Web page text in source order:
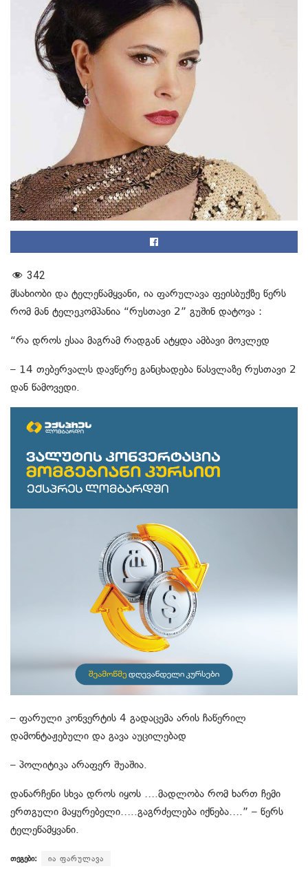
342
მსახიობი და ტელეწამყვანი, ია ფარულავა ფეისბუქზე წერს
რომ მან ტელეკომპანია “რუსთავი 2” გუშინ დატოვა :
“რა დროს ესაა მაგრამ რადგან ატყდა ამბავი მოკლედ
– 14 თებერვალს დავწერე განცხადება წასვლაზე რუსთავი 2
დან წამოვედი.
– ფარული კონვერტის 4 გადაცემა არის ჩაწერილ
დამონტაჟებული და გავა აუცილებად
– პოლიტიკა არაფერ შუაშია.
დანარჩენი სხვა დროს იყოს ….მადლობა რომ ხართ ჩემი
ერთგული მაყურებელი…..გაგრძელება იქნება….” – წერს
ტელეწამყვანი.
თეგები: ია ფარულავა